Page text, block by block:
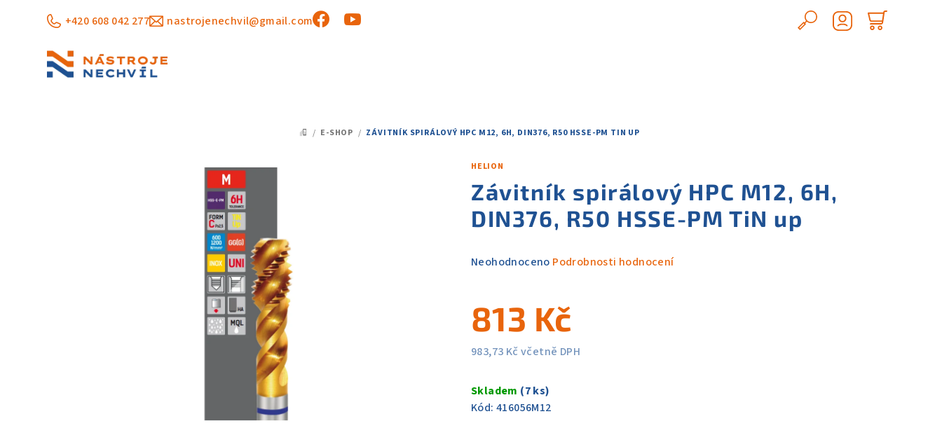
+420 608 042 277 nastrojenechvil@gmail.com
Hledat
DOMŮ
/ E-SHOP / ZÁVITNÍK SPIRÁLOVÝ HPC M12, 6H, DIN376, R50 HSSE-PM TIN UP
HELION
Závitník spirálový HPC M12, 6H,
DIN376, R50 HSSE-PM TiN up
Průměrné
je
0,0
z
Neohodnoceno Podrobnosti hodnocení
813 Kč
983,73 Kč včetně DPH
cena:
Skladem (7 ks)
Kód: 416056M12